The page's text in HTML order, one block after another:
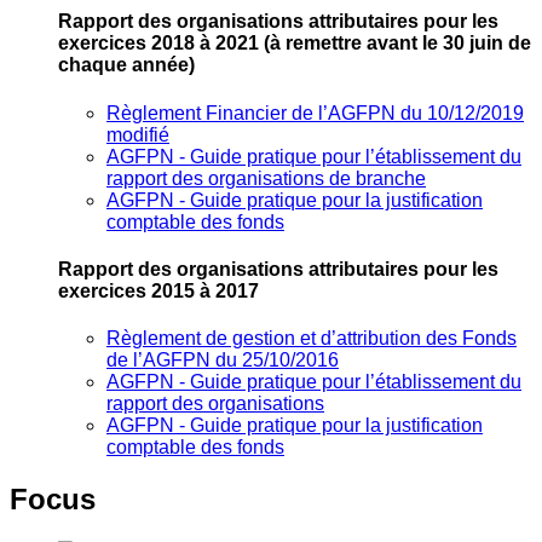
Rapport des organisations attributaires pour les
exercices 2018 à 2021 (à remettre avant le 30 juin de
chaque année)
Règlement Financier de l’AGFPN du 10/12/2019
modifié
AGFPN ‐ Guide pratique pour l’établissement du
rapport des organisations de branche
AGFPN ‐ Guide pratique pour la justification
comptable des fonds
Rapport des organisations attributaires pour les
exercices 2015 à 2017
Règlement de gestion et d’attribution des Fonds
de l’AGFPN du 25/10/2016
AGFPN ‐ Guide pratique pour l’établissement du
rapport des organisations
AGFPN ‐ Guide pratique pour la justification
comptable des fonds
Focus